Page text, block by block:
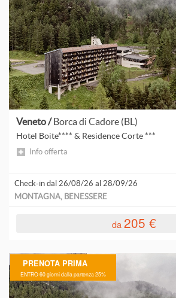
Veneto /Borca di Cadore (BL)
Hotel Boite**** & Residence Corte ***
Info offerta
Check-in dal 26/08/26 al 28/09/26
MONTAGNA, BENESSERE
da 205 €
PRENOTA PRIMA
ENTRO 60 giorni dalla partenza 25%